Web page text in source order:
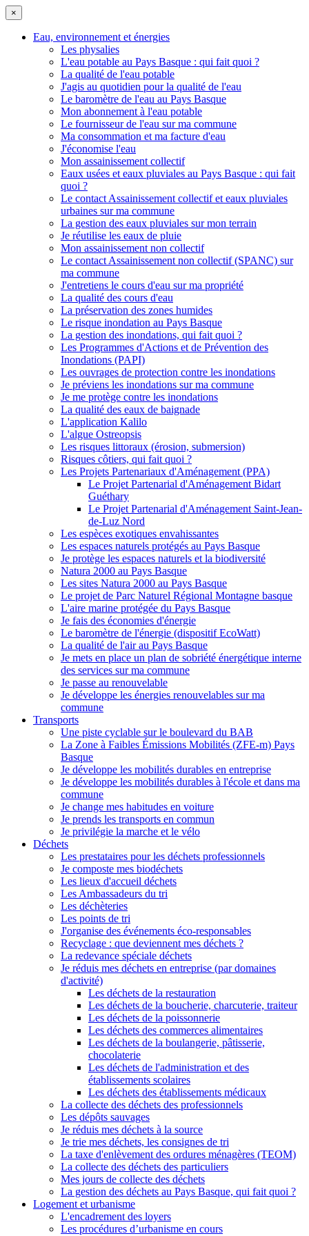
×
Eau, environnement et énergies
Les physalies
L'eau potable au Pays Basque : qui fait quoi ?
La qualité de l'eau potable
J'agis au quotidien pour la qualité de l'eau
Le baromètre de l'eau au Pays Basque
Mon abonnement à l'eau potable
Le fournisseur de l'eau sur ma commune
Ma consommation et ma facture d'eau
J'économise l'eau
Mon assainissement collectif
Eaux usées et eaux pluviales au Pays Basque : qui fait
quoi ?
Le contact Assainissement collectif et eaux pluviales
urbaines sur ma commune
La gestion des eaux pluviales sur mon terrain
Je réutilise les eaux de pluie
Mon assainissement non collectif
Le contact Assainissement non collectif (SPANC) sur
ma commune
J'entretiens le cours d'eau sur ma propriété
La qualité des cours d'eau
La préservation des zones humides
Le risque inondation au Pays Basque
La gestion des inondations, qui fait quoi ?
Les Programmes d'Actions et de Prévention des
Inondations (PAPI)
Les ouvrages de protection contre les inondations
Je préviens les inondations sur ma commune
Je me protège contre les inondations
La qualité des eaux de baignade
L'application Kalilo
L'algue Ostreopsis
Les risques littoraux (érosion, submersion)
Risques côtiers, qui fait quoi ?
Les Projets Partenariaux d'Aménagement (PPA)
Le Projet Partenarial d'Aménagement Bidart
Guéthary
Le Projet Partenarial d'Aménagement Saint-Jean-
de-Luz Nord
Les espèces exotiques envahissantes
Les espaces naturels protégés au Pays Basque
Je protège les espaces naturels et la biodiversité
Natura 2000 au Pays Basque
Les sites Natura 2000 au Pays Basque
Le projet de Parc Naturel Régional Montagne basque
L'aire marine protégée du Pays Basque
Je fais des économies d'énergie
Le baromètre de l'énergie (dispositif EcoWatt)
La qualité de l'air au Pays Basque
Je mets en place un plan de sobriété énergétique interne
des services sur ma commune
Je passe au renouvelable
Je développe les énergies renouvelables sur ma
commune
Transports
Une piste cyclable sur le boulevard du BAB
La Zone à Faibles Émissions Mobilités (ZFE-m) Pays
Basque
Je développe les mobilités durables en entreprise
Je développe les mobilités durables à l'école et dans ma
commune
Je change mes habitudes en voiture
Je prends les transports en commun
Je privilégie la marche et le vélo
Déchets
Les prestataires pour les déchets professionnels
Je composte mes biodéchets
Les lieux d'accueil déchets
Les Ambassadeurs du tri
Les déchèteries
Les points de tri
J'organise des événements éco-responsables
Recyclage : que deviennent mes déchets ?
La redevance spéciale déchets
Je réduis mes déchets en entreprise (par domaines
d'activité)
Les déchets de la restauration
Les déchets de la boucherie, charcuterie, traiteur
Les déchets de la poissonnerie
Les déchets des commerces alimentaires
Les déchets de la boulangerie, pâtisserie,
chocolaterie
Les déchets de l'administration et des
établissements scolaires
Les déchets des établissements médicaux
La collecte des déchets des professionnels
Les dépôts sauvages
Je réduis mes déchets à la source
Je trie mes déchets, les consignes de tri
La taxe d'enlèvement des ordures ménagères (TEOM)
La collecte des déchets des particuliers
Mes jours de collecte des déchets
La gestion des déchets au Pays Basque, qui fait quoi ?
Logement et urbanisme
L'encadrement des loyers
Les procédures d’urbanisme en cours